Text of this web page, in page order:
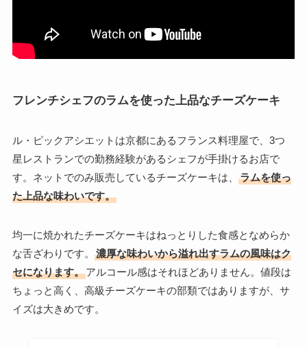
フレンチシェフのラムを使った上品なチーズケーキ
ル・ピックアシエットは京都にあるフランス料理屋で、3つ
星レストランでの勤務経験があるシェフが手掛けるお店で
す。ネットでのみ販売しているチーズケーキは、
ラムを使っ
た上品な味わいです。
均一に焼かれたチーズケーキはねっとりした食感となめらか
な舌ざわりです。
濃厚な味わいから溢れ出すラムの風味はク
セになります。アルコール感はそれほどありません。値段は
ちょっと高く、高級チーズケーキの部類ではありますが、サ
イズは大きめです。